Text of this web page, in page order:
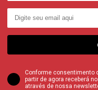
Conforme consentimento
partir de agora receberá
através de nossa